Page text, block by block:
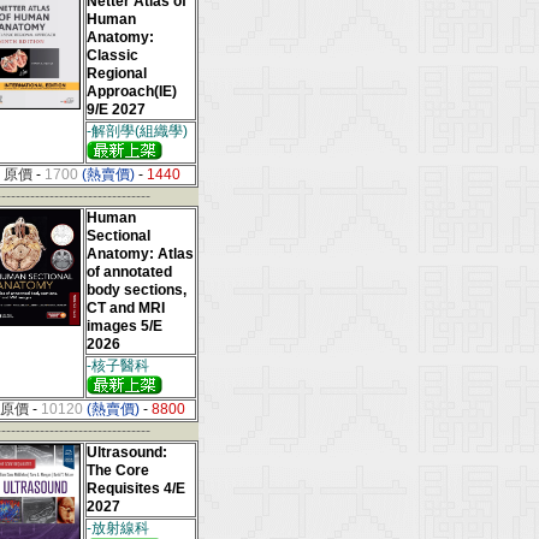
Human
Anatomy:
Classic
Regional
Approach(IE)
9/E 2027
-解剖學(組織學)
原價 - 1700 (熱賣價) - 1440
Human
Sectional
Anatomy: Atlas
of annotated
body sections,
CT and MRI
images 5/E
2026
-核子醫科
原價 - 10120 (熱賣價) - 8800
Ultrasound:
The Core
Requisites 4/E
2027
-放射線科